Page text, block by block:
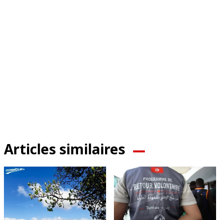
Articles similaires